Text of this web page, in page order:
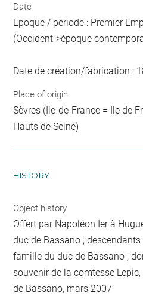
Date
Epoque / période : Premier
(Occident->époque
Date de création/fabrication :
Place of origin
Sèvres (Ile-de-France = Ile de
Hauts de Seine)
HISTORY
Object history
Offert par Napoléon Ier à
duc de Bassano ;
famille du duc de Bassano ;
souvenir de la comtesse
de Bassano, mars 2007